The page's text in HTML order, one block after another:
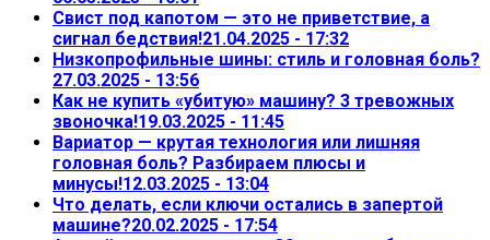
Свист под капотом — это не приветствие, а
сигнал бедствия!21.04.2025 - 17:32
Низкопрофильные шины: стиль и головная боль?
27.03.2025 - 13:56
Как не купить «убитую» машину? 3 тревожных
звоночка!19.03.2025 - 11:45
Вариатор — крутая технология или лишняя
головная боль? Разбираем плюсы и
минусы!12.03.2025 - 13:04
Что делать, если ключи остались в запертой
машине?20.02.2025 - 17:54